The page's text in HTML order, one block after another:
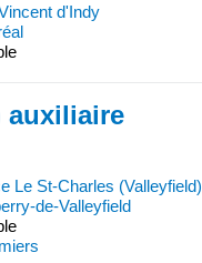
d'Indy
auxiliaire
Le St-Charles (Valleyfield)
de-Valleyfield